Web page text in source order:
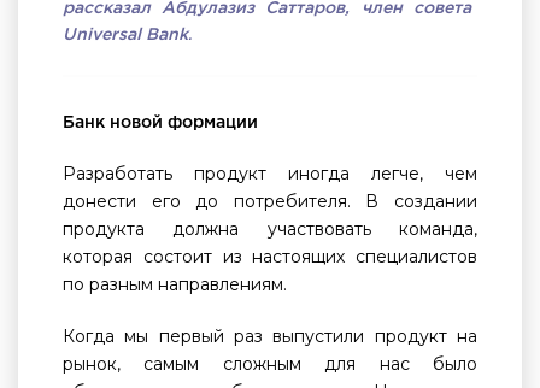
рассказал Абдулазиз Саттаров, член совета
Universal Bank.
Банк новой формации
Разработать продукт иногда легче, чем
донести его до потребителя. В создании
продукта должна участвовать команда,
которая состоит из настоящих специалистов
по разным направлениям.
Когда мы первый раз выпустили продукт на
рынок, самым сложным для нас было